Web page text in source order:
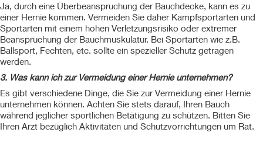
Ja, durch eine Überbeanspruchung der Bauchdecke, kann es zu
einer Hernie kommen. Vermeiden Sie daher Kampfsportarten und
Sportarten mit einem hohen Verletzungsrisiko oder extremer
Beanspruchung der Bauchmuskulatur. Bei Sportarten wie z.B.
Ballsport, Fechten, etc. sollte ein spezieller Schutz getragen
werden.
3. Was kann ich zur Vermeidung einer Hernie unternehmen?
Es gibt verschiedene Dinge, die Sie zur Vermeidung einer Hernie
unternehmen können. Achten Sie stets darauf, Ihren Bauch
während jeglicher sportlichen Betätigung zu schützen. Bitten Sie
Ihren Arzt bezüglich Aktivitäten und Schutzvorrichtungen um Rat.